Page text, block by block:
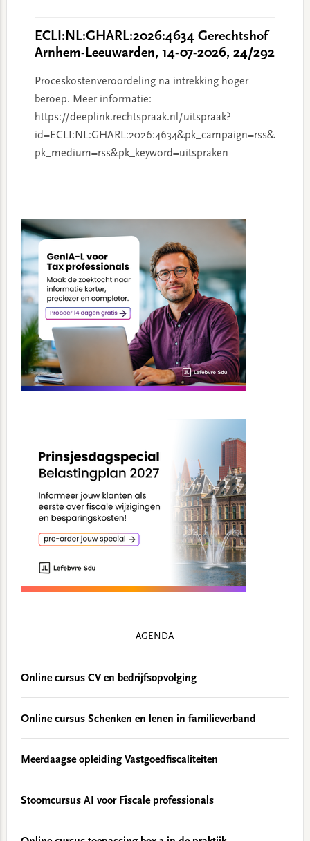
ECLI:NL:GHARL:2026:4634 Gerechtshof
Arnhem-Leeuwarden, 14-07-2026, 24/292
Proceskostenveroordeling na intrekking hoger
beroep. Meer informatie:
https://deeplink.rechtspraak.nl/uitspraak?
id=ECLI:NL:GHARL:2026:4634&pk_campaign=rss&
pk_medium=rss&pk_keyword=uitspraken
Sidebar
AGENDA
Online cursus CV en bedrijfsopvolging
Online cursus Schenken en lenen in familieverband
Meerdaagse opleiding Vastgoedfiscaliteiten
Stoomcursus AI voor Fiscale professionals